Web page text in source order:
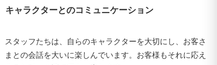
キャラクターとのコミュニケーション
スタッフたちは、自らのキャラクターを大切にし、お客さ
まとの会話を大いに楽しんでいます。お客様もそれに応え